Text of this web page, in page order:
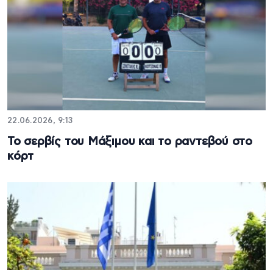
22.06.2026, 9:13
Το σερβίς του Μάξιμου και το ραντεβού στο
κόρτ